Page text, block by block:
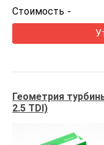
Стоимость -
Геометрия
2.5 TDI)